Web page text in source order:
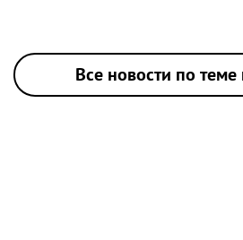
Все новости по теме